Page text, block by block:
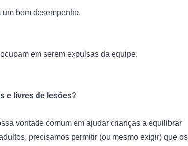
bom desempenho.
em serem expulsas da equipe.
​​e livres de lesões?
vontade comum em ajudar crianças a equilibrar
precisamos permitir (ou mesmo exigir) que os